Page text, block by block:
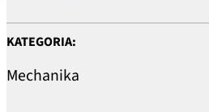
KATEGORIA:
Mechanika